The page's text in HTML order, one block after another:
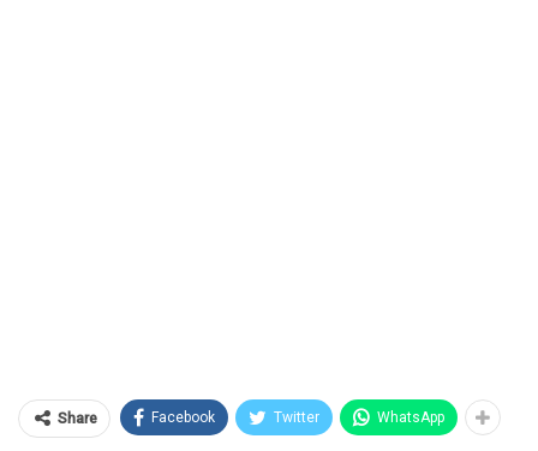
Share Facebook Twitter WhatsApp